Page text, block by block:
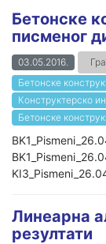
Бетонске
писменог
03.05.2016.
Бетонске
Конструктерско
Бетонске
Линеарна
резултати